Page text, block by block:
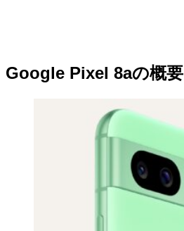
Google Pixel 8aの概要